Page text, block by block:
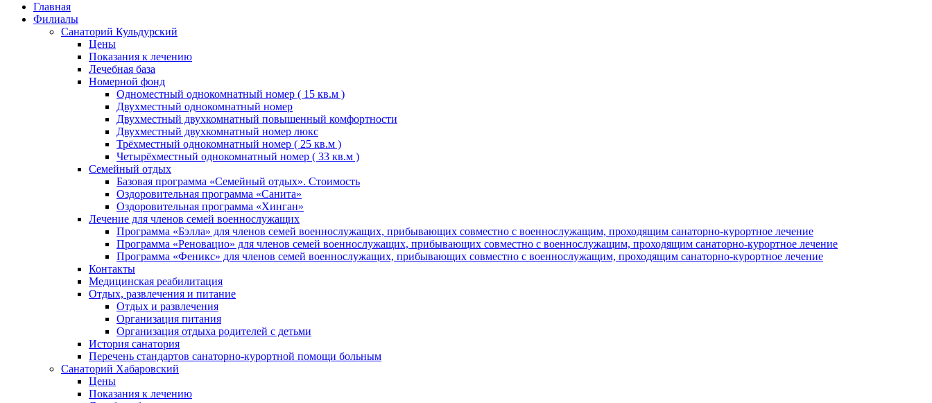
Главная
Филиалы
Санаторий Кульдурский
Цены
Показания к лечению
Лечебная база
Номерной фонд
Одноместный однокомнатный номер ( 15 кв.м )
Двухместный однокомнатный номер
Двухместный двухкомнатный повышенный комфортности
Двухместный двухкомнатный номер люкс
Трёхместный однокомнатный номер ( 25 кв.м )
Четырёхместный однокомнатный номер ( 33 кв.м )
Семейный отдых
Базовая программа «Семейный отдых». Стоимость
Оздоровительная программа «Санита»
Оздоровительная программа «Хинган»
Лечение для членов семей военнослужащих
Программа «Бэлла» для членов семей военнослужащих, прибывающих совместно с военнослужащим, проходящим санаторно-курортное лечение
Программа «Реновацио» для членов семей военнослужащих, прибывающих совместно с военнослужащим, проходящим санаторно-курортное лечение
Программа «Феникс» для членов семей военнослужащих, прибывающих совместно с военнослужащим, проходящим санаторно-курортное лечение
Контакты
Медицинская реабилитация
Отдых, развлечения и питание
Отдых и развлечения
Организация питания
Организация отдыха родителей с детьми
История санатория
Перечень стандартов санаторно-курортной помощи больным
Санаторий Хабаровский
Цены
Показания к лечению